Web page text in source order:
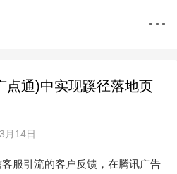
点通)中实现蹊径落地页
月14日
服引流的客户反馈，在腾讯广告